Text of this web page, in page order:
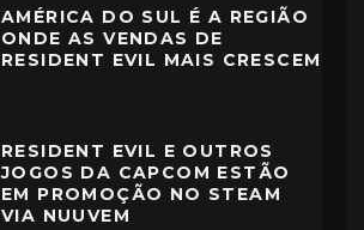
AMÉRICA DO SUL É A REGIÃO
ONDE AS VENDAS DE
RESIDENT EVIL MAIS CRESCEM
RESIDENT EVIL E OUTROS
JOGOS DA CAPCOM ESTÃO
EM PROMOÇÃO NO STEAM
VIA NUUVEM